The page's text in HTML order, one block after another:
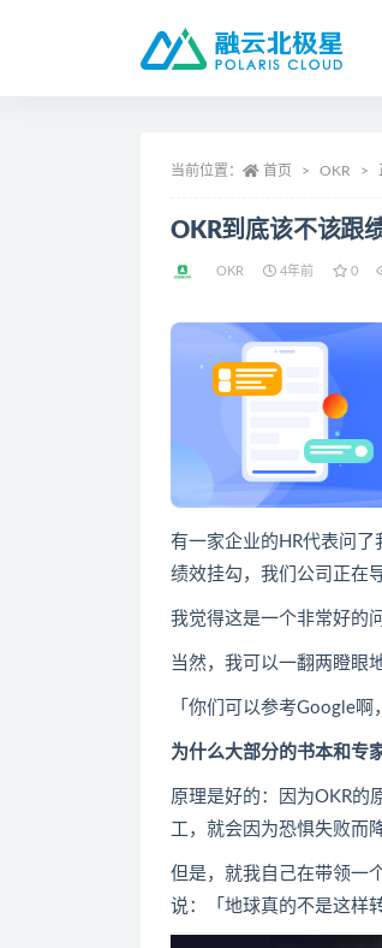
当前位置： 首页 OKR
OKR到底该不该跟
OKR 4年前 0
有一家企业的HR代表问了
绩效挂勾，我们公司正在
我觉得这是一个非常好的
当然，我可以一翻两瞪眼
「你们可以参考Google啊
为什么大部分的书本和专
原理是好的：因为OKR的
工，就会因为恐惧失败而
但是，就我自己在带领一
说：「地球真的不是这样